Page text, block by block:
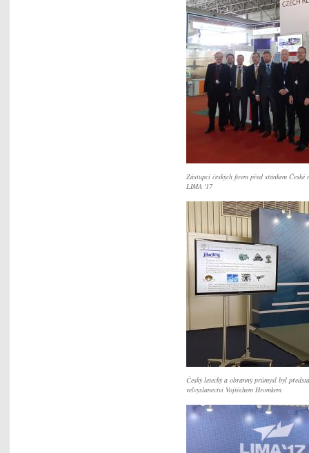
Zástupci českých firem před stánkem
LIMA '17
Český letecký a obranný průmysl byl
velvyslanectví Vojtěchem Hromkem